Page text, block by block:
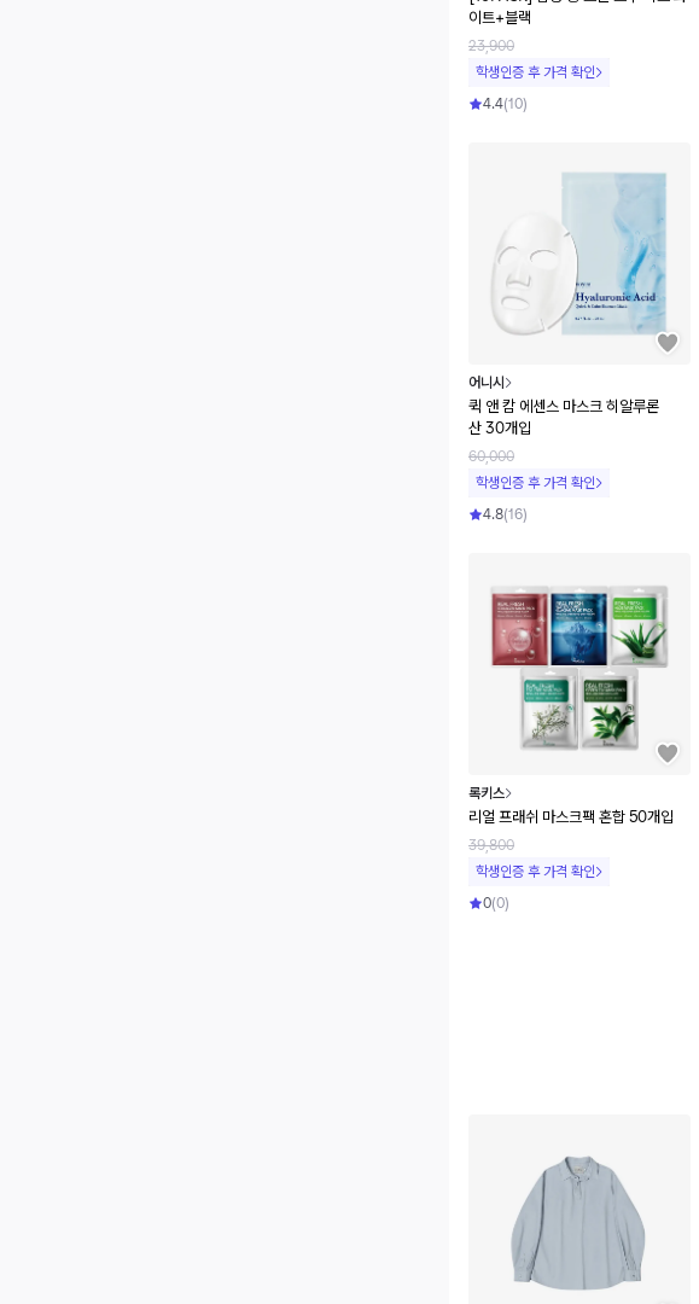
이트+블랙
23,900
학생인증 후 가격 확인
4.4(10)
어니시
퀵 앤 캄 에센스 마스크 히알루론
산 30개입
60,000
학생인증 후 가격 확인
4.8(16)
록키스
리얼 프래쉬 마스크팩 혼합 50개입
39,800
학생인증 후 가격 확인
0(0)